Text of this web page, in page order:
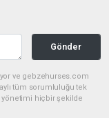
Gönder
ve gebzehurses.com
tüm sorumluluğu tek
yönetimi hiçbir şekilde